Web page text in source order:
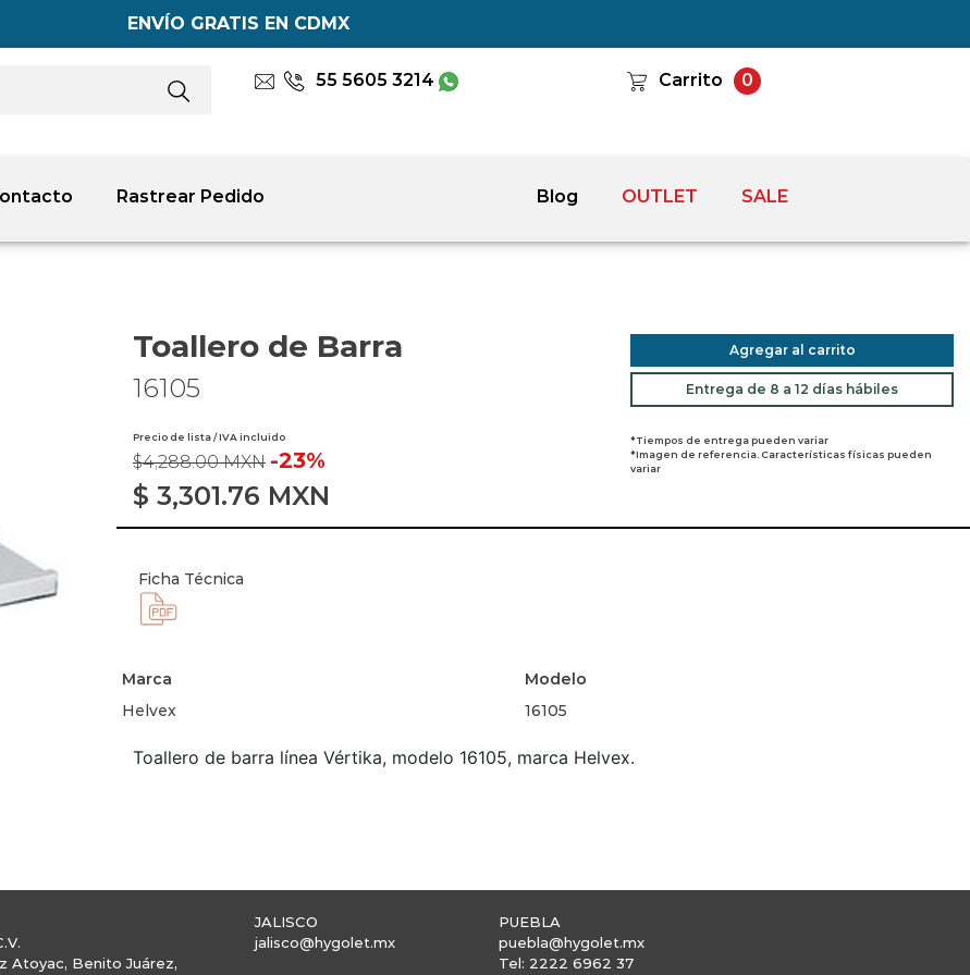
ENVÍO GRATIS EN CDMX
55 5605 3214 Carrito 0
Rastrear Pedido Blog OUTLET SALE
Toallero de Barra
16105
Precio de lista / IVA incluido
$4,288.00 MXN -23%
$ 3,301.76 MXN
Agregar al carrito
Entrega de 8 a 12 días hábiles
*Tiempos de entrega pueden variar
*Imagen de referencia. Características físicas pueden
variar
Ficha Técnica
Marca
Modelo
Helvex
16105
Toallero de barra línea Vértika, modelo 16105, marca Helvex.
Atoyac, Benito Juárez,
JALISCO
jalisco@hygolet.mx
PUEBLA
puebla@hygolet.mx
Tel: 2222 6962 37